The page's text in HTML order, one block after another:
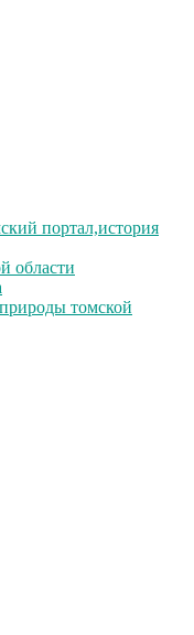
портал,история
области
томской